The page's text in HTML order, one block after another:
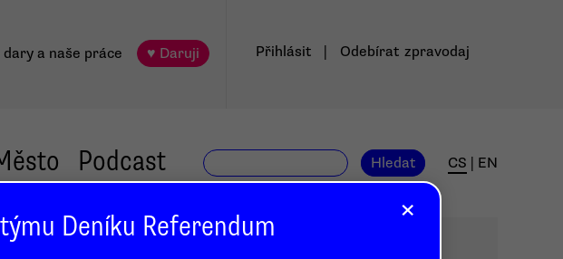
a naše práce ♥ Daruji Přihlásit Odebírat zpravodaj
Podcast Hledat CS EN
×
Deníku Referendum